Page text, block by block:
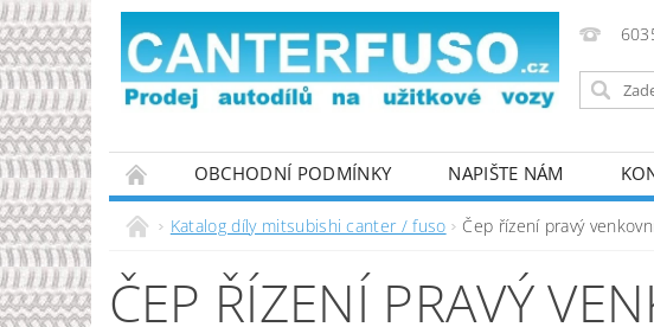
OBCHODNÍ PODMÍNKY NAPIŠTE NÁM
PODMÍNKY OCHRANY OSOBNÍCH ÚDAJŮ
Katalog díly mitsubishi canter / fuso Čep řízení pravý
ČEP ŘÍZENÍ PRAVÝ